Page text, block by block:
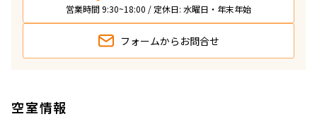
営業時間 9:30~18:00 / 定休日: 水曜日・年末年始
フォームから お問合せ
空室情報